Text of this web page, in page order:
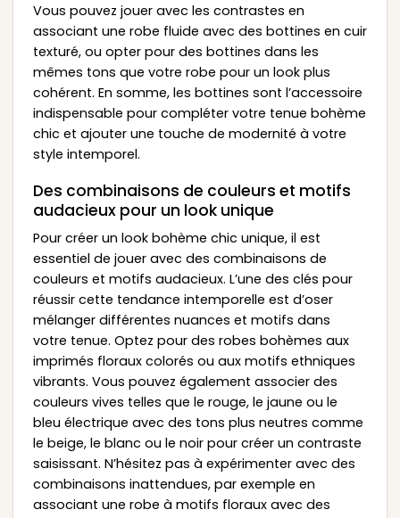
Vous pouvez jouer avec les contrastes en
associant une robe fluide avec des bottines en cuir
texturé, ou opter pour des bottines dans les
mêmes tons que votre robe pour un look plus
cohérent. En somme, les bottines sont l’accessoire
indispensable pour compléter votre tenue bohème
chic et ajouter une touche de modernité à votre
style intemporel.
Des combinaisons de couleurs et motifs
audacieux pour un look unique
Pour créer un look bohème chic unique, il est
essentiel de jouer avec des combinaisons de
couleurs et motifs audacieux. L’une des clés pour
réussir cette tendance intemporelle est d’oser
mélanger différentes nuances et motifs dans
votre tenue. Optez pour des robes bohèmes aux
imprimés floraux colorés ou aux motifs ethniques
vibrants. Vous pouvez également associer des
couleurs vives telles que le rouge, le jaune ou le
bleu électrique avec des tons plus neutres comme
le beige, le blanc ou le noir pour créer un contraste
saisissant. N’hésitez pas à expérimenter avec des
combinaisons inattendues, par exemple en
associant une robe à motifs floraux avec des